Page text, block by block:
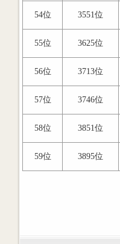
54位 3551位
55位 3625位
56位 3713位
57位 3746位
58位 3851位
59位 3895位